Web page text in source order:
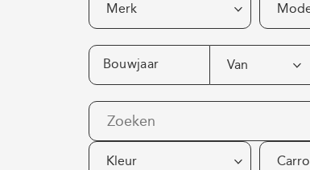
Merk
Bouwjaar Van
Kleur